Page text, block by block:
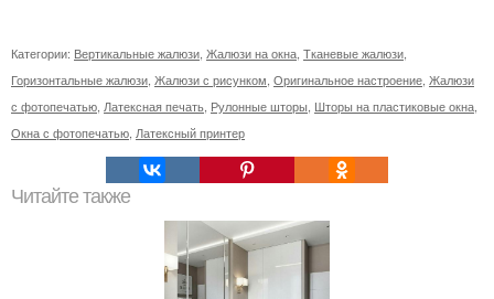
Категории: Вертикальные жалюзи, Жалюзи на окна, Тканевые жалюзи,
Горизонтальные жалюзи, Жалюзи с рисунком, Оригинальное настроение, Жалюзи
с фотопечатью, Латексная печать, Рулонные шторы, Шторы на пластиковые окна,
Окна с фотопечатью, Латексный принтер
Читайте также